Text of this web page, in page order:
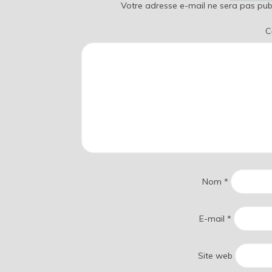
Votre adresse e-mail ne sera pas
Nom *
E-mail *
Site web